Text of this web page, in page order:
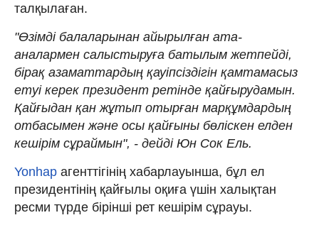
талқылаған.
"Өзімді балаларынан айырылған ата-
аналармен салыстыруға батылым жетпейді,
бірақ азаматтардың қауіпсіздігін қамтамасыз
етуі керек президент ретінде қайғырудамын.
Қайғыдан қан жұтып отырған марқұмдардың
отбасымен және осы қайғыны бөліскен елден
кешірім сұраймын", - дейді Юн Сок Ель.
Yonhap агенттігінің хабарлауынша, бұл ел
президентінің қайғылы оқиға үшін халықтан
ресми түрде бірінші рет кешірім сұрауы.